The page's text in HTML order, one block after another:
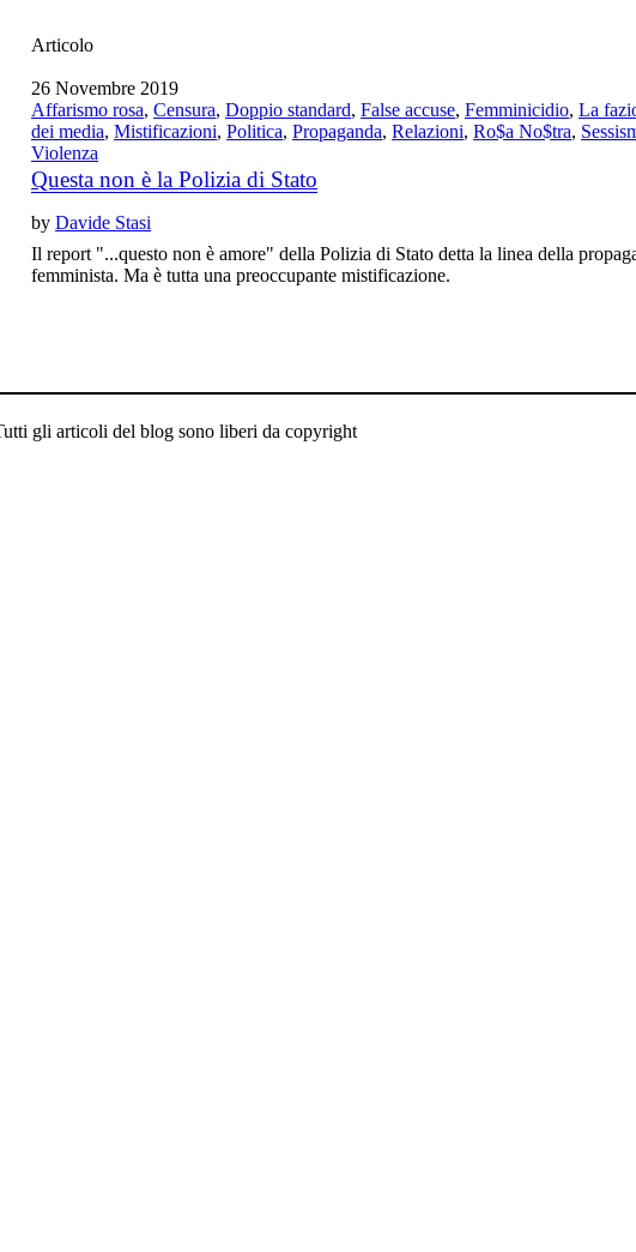
Articolo
26 Novembre 2019
Affarismo rosa,Censura,Doppio standard,False accuse,Femminicidio,La
dei media,Mistificazioni,Politica,Propaganda,Relazioni,Ro$a No$tra,
Violenza
Questa non è la Polizia di Stato
byDavide Stasi
Il report "...questo non è amore" della Polizia di Stato detta la linea della
femminista. Ma è tutta una preoccupante mistificazione.
gli articoli del blog sono liberi da copyright